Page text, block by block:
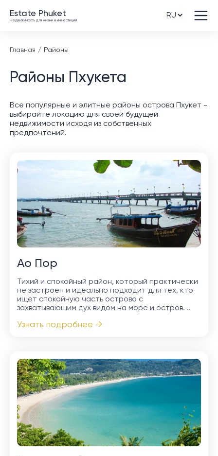
Estate Phuket
Недвижимость для жизни и инвестиций
Главная Районы
Районы Пхукета
Все популярные и элитные районы острова Пхукет -
выбирайте локацию для своей будущей
недвижимости исходя из собственных
предпочтений.
Ао Пор
Тихий и спокойный район, который практически
не застроен и идеально подходит для тех, кто
ищет спокойную часть острова с
захватывающим дух видом на море и остров. ..
Узнать подробнее →